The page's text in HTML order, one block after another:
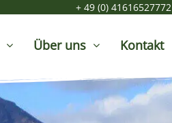
+ 49 (0) 41616527772
Über uns Kontakt